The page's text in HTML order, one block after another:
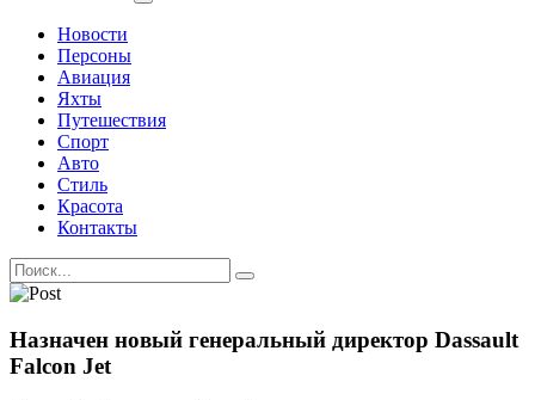
Новости
Персоны
Авиация
Яхты
Путешествия
Спорт
Авто
Стиль
Красота
Контакты
Назначен новый генеральный директор Dassault
Falcon Jet